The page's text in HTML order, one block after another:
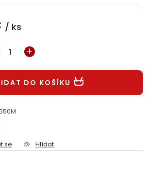
Reklamační řád
osobních údajů
/ ks
DO KOŠÍKU
se Hlídat